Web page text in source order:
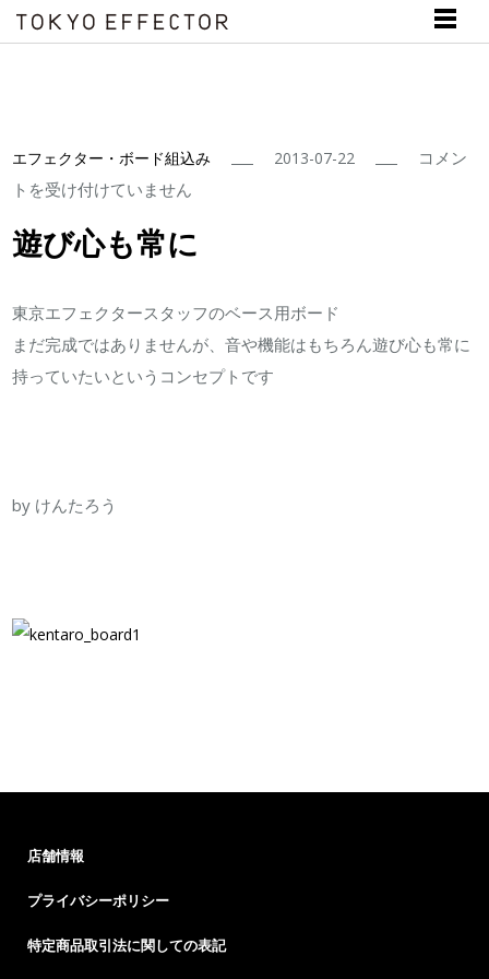
エフェクター・ボード組込み 2013-07-22
遊
は
コメン
トを受け付けていません
遊び心も常に
東京エフェクタースタッフのベース用ボード
まだ完成ではありませんが、音や機能はもちろん遊び心も常に
持っていたいというコンセプトです
by けんたろう
店舗情報
プライバシーポリシー
特定商品取引法に関しての表記